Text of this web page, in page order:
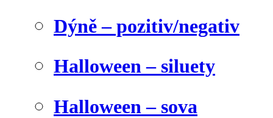
Dýně – pozitiv/negativ
Halloween – siluety
Halloween – sova